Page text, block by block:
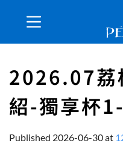
2026.07荔
紹-獨享杯
Published 2026-06-30at